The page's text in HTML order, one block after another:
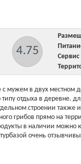
4.75
Сервис
с мужем в двух местном
отдыха в деревне.
строении также
грибов прямо на
в наличии можно
очень